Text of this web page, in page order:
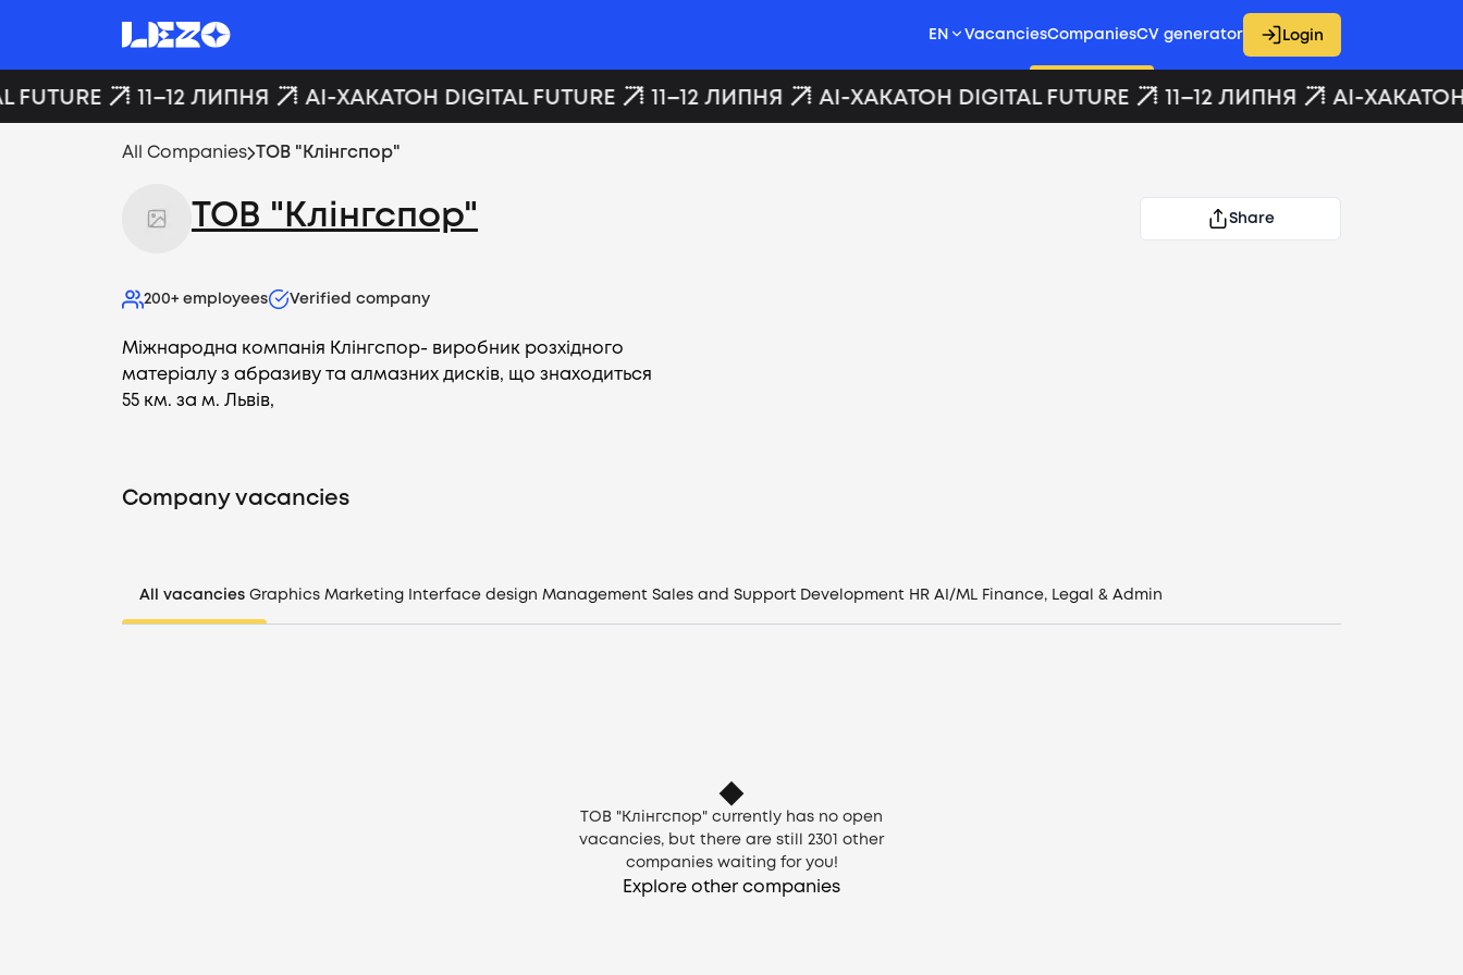
CV generator
EN VacanciesCompaniesCV generator Login
11–12 ЛИПНЯ AI-ХАКАТОН DIGITAL FUTURE 11–12 ЛИПНЯ AI-ХАКАТОН DIGITAL FUTURE 11–12 ЛИПНЯ AI-ХАКАТОН
All Companies ТОВ "Клінгспор"
ТОВ "Клінгспор" Share
200+ employees Verified company
Міжнародна компанія Клінгспор- виробник розхідного
матеріалу з абразиву та алмазних дисків, що знаходиться
55 км. за м. Львів,
Company vacancies
All vacancies Graphics Marketing Interface design Management Sales and Support Development HR AI/ML Finance, Legal & Admin
ТОВ "Клінгспор" currently has no open
vacancies, but there are still
2301
other
companies waiting for you!
Explore other companies